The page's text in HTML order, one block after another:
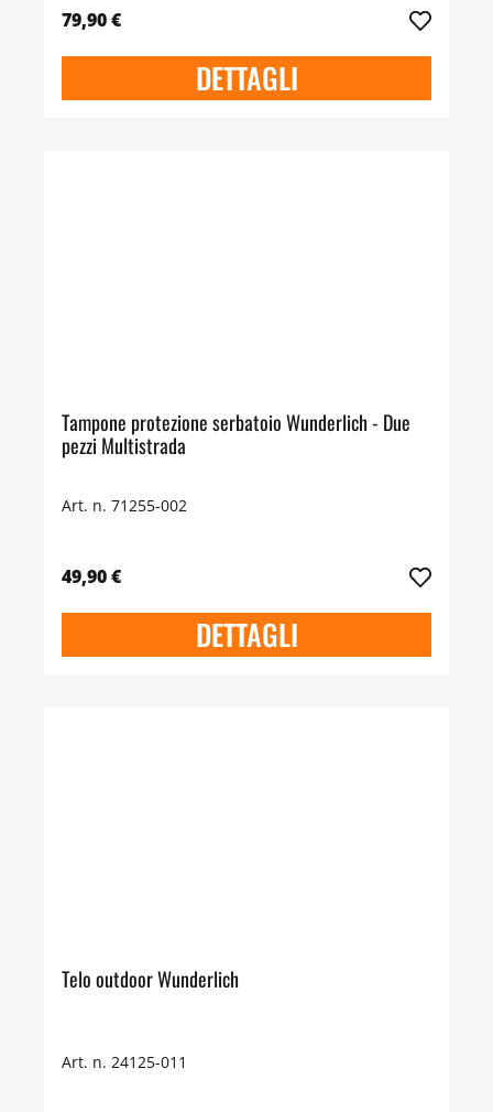
79,90 €
DETTAGLI
Tampone protezione serbatoio Wunderlich - Due
pezzi Multistrada
Art. n. 71255-002
49,90 €
DETTAGLI
Telo outdoor Wunderlich
Art. n. 24125-011